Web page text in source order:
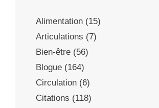
Alimentation (15)
Articulations (7)
Bien-être (56)
Blogue (164)
Circulation (6)
Citations (118)